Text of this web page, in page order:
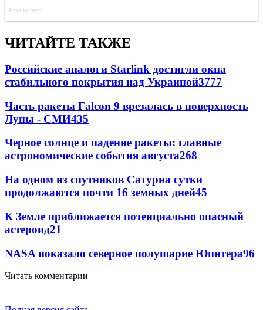
ЧИТАЙТЕ ТАКЖЕ
Российские аналоги Starlink достигли окна
стабильного покрытия над Украиной3777
Часть ракеты Falcon 9 врезалась в поверхность
Луны - СМИ435
Черное солнце и падение ракеты: главные
астрономические события августа268
На одном из спутников Сатурна сутки
продолжаются почти 16 земных дней45
К Земле приближается потенциально опасный
астероид21
NASA показало северное полушарие Юпитера96
Читать комментарии